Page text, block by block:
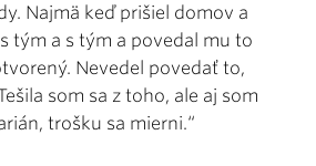
Najmä keď prišiel domov a
tým a s tým a povedal mu to
Nevedel povedať to,
som sa z toho, ale aj som
trošku sa mierni.“